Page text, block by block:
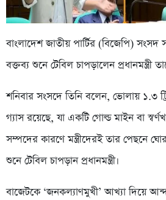
বাংলাদেশ জাতীয় পার্টির (বিজেপি)
বক্তব্য শুনে টেবিল চাপড়ালেন প্রধানমন্ত্রী
শনিবার সংসদে তিনি বলেন, ভোলায় ১.৩
গ্যাস রয়েছে, যা একটি গোল্ড মাইন বা
সম্পদের কারণে মন্ত্রীদেরই তার পেছনে
শুনে টেবিল চাপড়ান প্রধানমন্ত্রী।
বাজেটকে ‘জনকল্যাণমুখী’ আখ্যা দিয়ে